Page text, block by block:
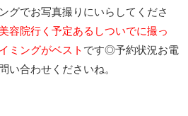
グでお写真撮りにいらしてくださ
美容院行く予定あるしついでに撮っ
ミングがベスト です◎予約状況お電
い合わせくださいね。